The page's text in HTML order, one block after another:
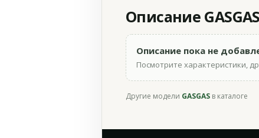
Описание
Описание пока не
Посмотрите характеристики,
Другие модели GASGAS в каталоге